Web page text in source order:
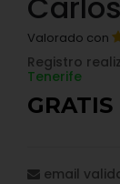
Valorado con
Registro
Tenerife
GRATIS
email